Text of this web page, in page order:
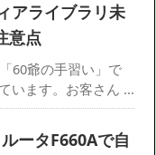
アライブラリ未
意点
60爺の手習い」で
います。お客さん ...
ータF660Aで自